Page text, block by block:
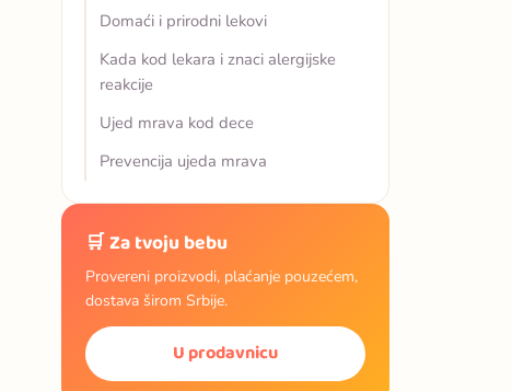
Domaći i prirodni lekovi
Kada kod lekara i znaci alergijske
reakcije
Ujed mrava kod dece
Prevencija ujeda mrava
🛒 Za tvoju bebu
Provereni proizvodi, plaćanje pouzećem,
dostava širom Srbije.
U prodavnicu